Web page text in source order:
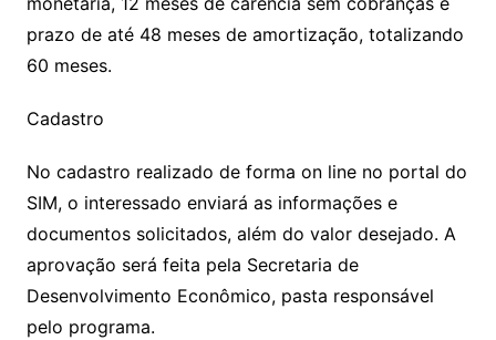
prazo de até 48 meses de amortização, totalizando
60 meses.
Cadastro
No cadastro realizado de forma on line no portal do
SIM, o interessado enviará as informações e
documentos solicitados, além do valor desejado. A
aprovação será feita pela Secretaria de
Desenvolvimento Econômico, pasta responsável
pelo programa.